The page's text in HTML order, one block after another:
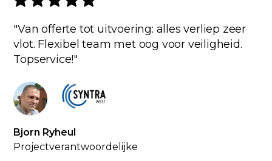
"Van offerte tot uitvoering: alles verliep zeer
vlot. Flexibel team met oog voor veiligheid.
Topservice!"
Bjorn Ryheul
Projectverantwoordelijke